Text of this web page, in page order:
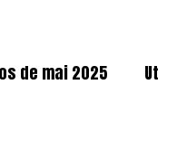
de mai 2025